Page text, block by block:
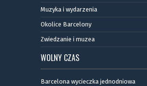
Muzyka i wydarzenia
Okolice Barcelony
Zwiedzanie i muzea
WOLNY CZAS
Barcelona wycieczka jednodniowa